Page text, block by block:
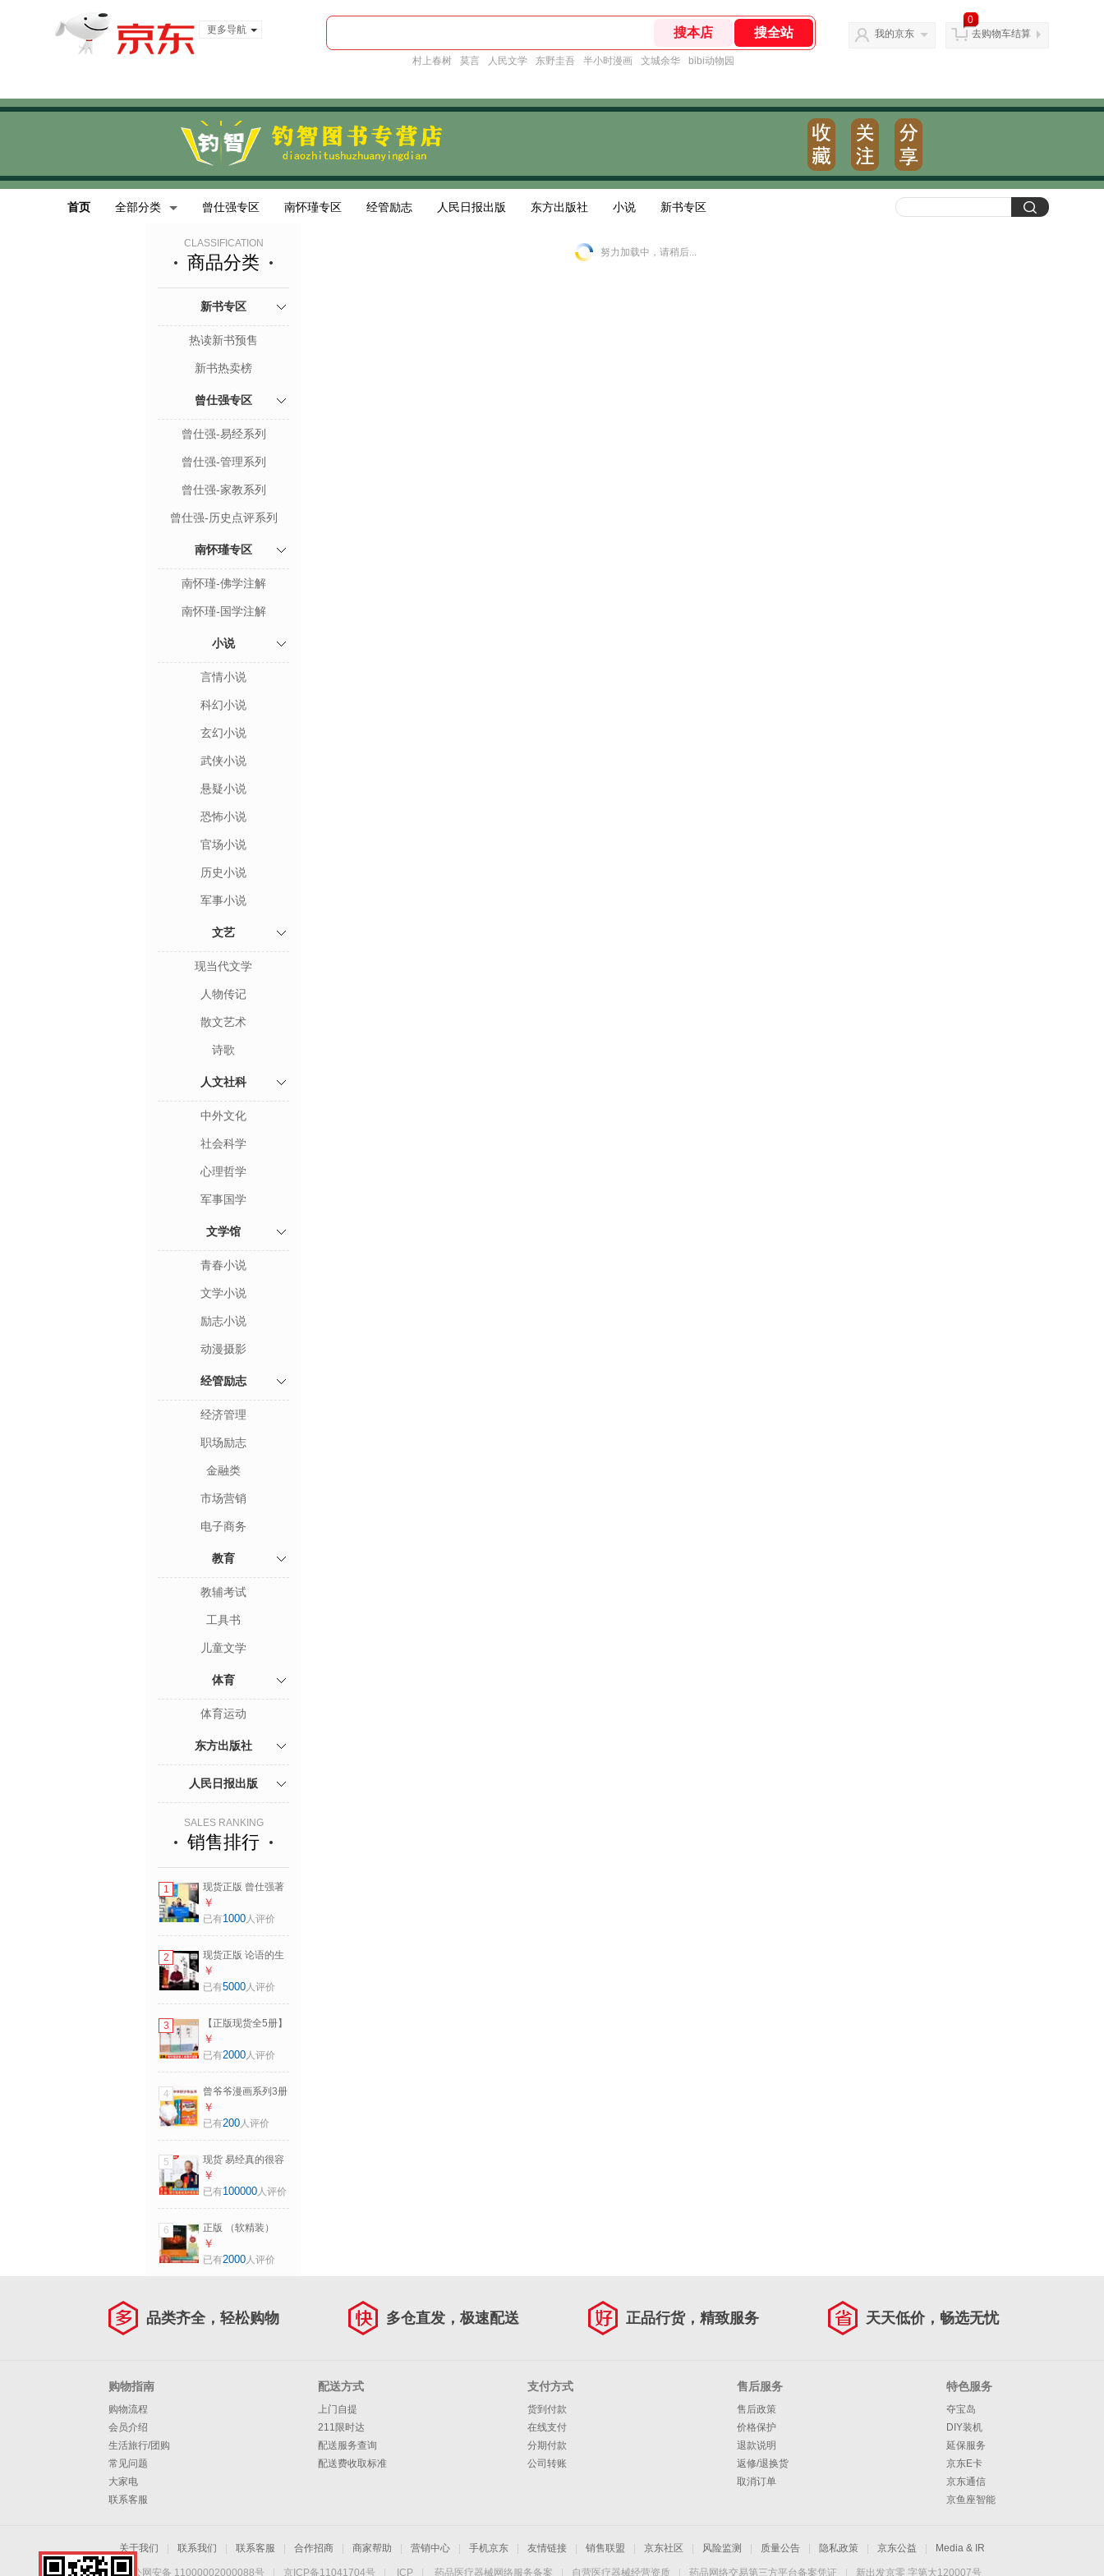
更多导航
村上春树 莫言 人民文学 东野圭吾 半小时漫画 文城余华 bibi动物园
我的京东
0
去购物车结算
首页 全部分类 曾仕强专区 南怀瑾专区 经管励志 人民日报出版 东方出版社 小说 新书专区
CLASSIFICATION
商品分类
新书专区
热读新书预售
新书热卖榜
曾仕强专区
曾仕强-易经系列
曾仕强-管理系列
曾仕强-家教系列
曾仕强-历史点评系列
南怀瑾专区
南怀瑾-佛学注解
南怀瑾-国学注解
小说
言情小说
科幻小说
玄幻小说
武侠小说
悬疑小说
恐怖小说
官场小说
历史小说
军事小说
文艺
现当代文学
人物传记
散文艺术
诗歌
人文社科
中外文化
社会科学
心理哲学
军事国学
文学馆
青春小说
文学小说
励志小说
动漫摄影
经管励志
经济管理
职场励志
金融类
市场营销
电子商务
教育
教辅考试
工具书
儿童文学
体育
体育运动
东方出版社
人民日报出版
SALES RANKING
销售排行
1
现货正版 曾仕强著
论语给少年的启示
(上下）拼音彩绘版
语 文字的奥秘说文
解字汉字起源启蒙
认知 小学生课外阅
读书籍 【论语给少
年的启示】少年拼
音彩绘版
￥
已有1000人评价
2
现货正版 论语的生
活智慧（修订版）
（上下册）曾仕强
版）（上下册）
￥
已有5000人评价
3
【正版现货全5册】
曾仕强说中国人系
列基本功+担当+圆
典哲学文化道德经
中国式管理 【归心
+明理+圆通】全3册
￥
已有2000人评价
4
曾爷爷漫画系列3册
曾仕强教育研究中
心著绘 曾小点爆笑
读书籍 【超值3
册】影响力+行动力
+统率力
￥
已有200人评价
5
现货 易经真的很容
易曾仕强正版 详解
易经系列 曾仕强著
门书籍易经的智慧
系列书
￥
已有100000人评价
6
正版 （软精装）
NAMASTE 生命喜
悦的祈祷 沈妙瑜著
祷文 生命喜悦的祈
￥
已有2000人评价
努力加载中，请稍后...
品类齐全，轻松购物 多仓直发，极速配送 正品行货，精致服务 天天低价，畅选无忧
购物指南
购物流程
会员介绍
生活旅行/团购
常见问题
大家电
联系客服
配送方式
上门自提
211限时达
配送服务查询
配送费收取标准
支付方式
货到付款
在线支付
分期付款
公司转账
售后服务
售后政策
价格保护
退款说明
返修/退换货
取消订单
特色服务
夺宝岛
DIY装机
延保服务
京东E卡
京东通信
京鱼座智能
关于我们 联系我们 联系客服 合作招商 商家帮助 营销中心 手机京东 友情链接 销售联盟 京东社区 风险监测 质量公告 隐私政策 京东公益 Media & IR
京公网安备 11000002000088号 京ICP备11041704号 ICP 药品医疗器械网络服务备案 自营医疗器械经营资质 药品网络交易第三方平台备案凭证 新出发京零 字第大120007号